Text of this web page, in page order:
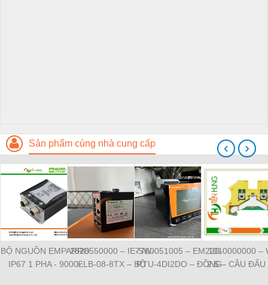
Sản phẩm cùng nhà cung cấp
BỘ NGUỒN EMPARRO
IP67 1 PHA - 9000-
2828550000 – IE-SW-
ELB-08-8TX – BỘ
7760051005 – EM220-
RTU-4DI2DO – ĐỒNG
1010000000 –
2.5 – CẦU ĐẤU
‹ ›